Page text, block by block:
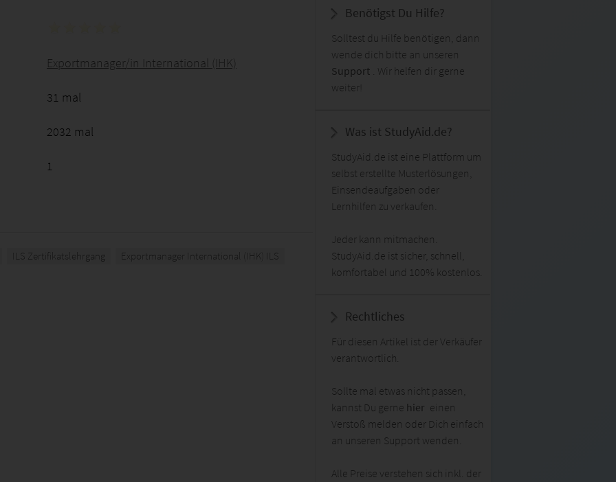
Exportmanager/in International (IHK)
31 mal
2032 mal
1
ILS Zertifikatslehrgang Exportmanager International (IHK) ILS
Benötigst Du Hilfe?
Solltest du Hilfe benötigen, dann
wende dich bitte an unseren
Support . Wir helfen dir gerne
weiter!
Was ist StudyAid.de?
StudyAid.de ist eine Plattform um
selbst erstellte Musterlösungen,
Einsendeaufgaben oder
Lernhilfen zu verkaufen.
Jeder kann mitmachen.
StudyAid.de ist sicher, schnell,
komfortabel und 100% kostenlos.
Rechtliches
Für diesen Artikel ist der Verkäufer
verantwortlich.
Sollte mal etwas nicht passen,
kannst Du gerne hier einen
Verstoß melden oder Dich einfach
an unseren Support wenden.
Alle Preise verstehen sich inkl. der